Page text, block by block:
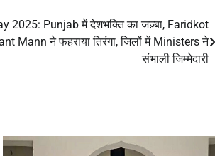
2025: Punjab में देशभक्ति का जज़्बा, Faridkot
Mann ने फहराया तिरंगा, जिलों में Ministers ने
संभाली जिम्मेदारी